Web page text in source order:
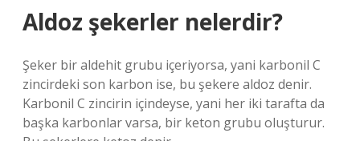
Aldoz şekerler nelerdir?
Şeker bir aldehit grubu içeriyorsa, yani karbonil C
zincirdeki son karbon ise, bu şekere aldoz denir.
Karbonil C zincirin içindeyse, yani her iki tarafta da
başka karbonlar varsa, bir keton grubu oluşturur.